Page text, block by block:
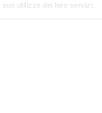
suo utilizzo dei loro servizi.
kroków od morza i pośród
są bezpłatne i bez